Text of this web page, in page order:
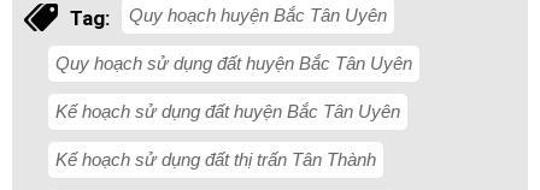
Tag: Quy hoạch huyện Bắc Tân Uyên
Quy hoạch sử dụng đất huyện Bắc Tân Uyên
Kế hoạch sử dụng đất huyện Bắc Tân Uyên
Kế hoạch sử dụng đất thị trấn Tân Thành